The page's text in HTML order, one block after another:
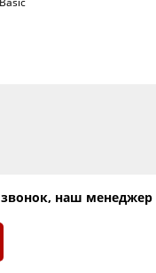
наш менеджер